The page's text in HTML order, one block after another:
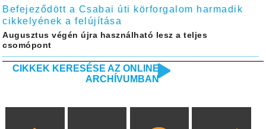
Befejeződött a Csabai úti körforgalom harmadik
cikkelyének a felújítása
Augusztus végén újra használható lesz a teljes
csomópont
CIKKEK KERESÉSE AZ ONLINE
ARCHÍVUMBAN